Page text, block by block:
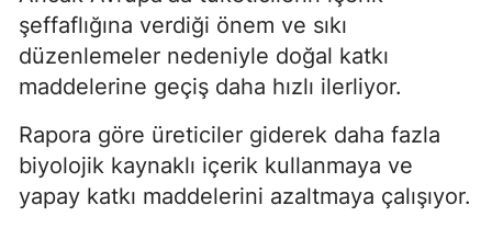
şeffaflığına verdiği önem ve sıkı
düzenlemeler nedeniyle doğal katkı
maddelerine geçiş daha hızlı ilerliyor.
Rapora göre üreticiler giderek daha fazla
biyolojik kaynaklı içerik kullanmaya ve
yapay katkı maddelerini azaltmaya çalışıyor.